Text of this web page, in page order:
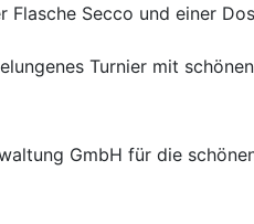
Secco und einer
Turnier mit
GmbH für die